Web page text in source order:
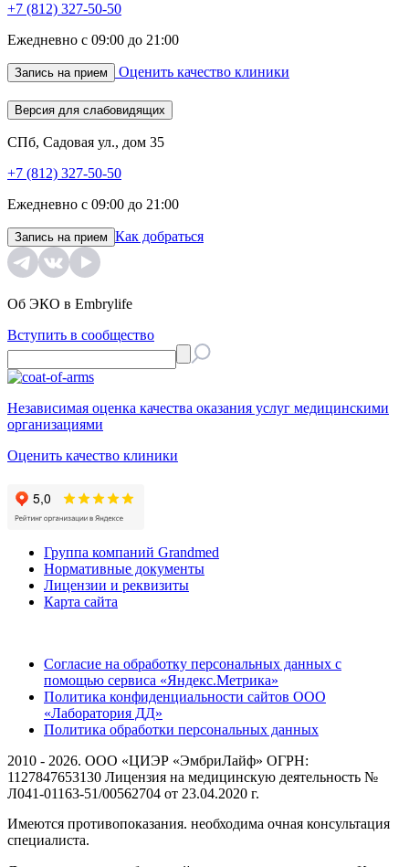
+7 (812) 327-50-50
Ежедневно с 09:00 до 21:00
Запись на прием Оценить качество клиники
Версия для слабовидящих
СПб, Садовая ул., дом 35
+7 (812) 327-50-50
Ежедневно с 09:00 до 21:00
Запись на прием Как добраться
Об ЭКО в Embrylife
Вступить в сообщество
Независимая оценка качества оказания услуг медицинскими
организациями
Оценить качество клиники
Группа компаний Grandmed
Нормативные документы
Лицензии и реквизиты
Карта сайта
Согласие на обработку персональных данных с
помощью сервиса «Яндекс.Метрика»
Политика конфиденциальности сайтов ООО
«Лаборатория ДД»
Политика обработки персональных данных
2010 - 2026. ООО «ЦИЭР «ЭмбриЛайф» ОГРН:
1127847653130 Лицензия на медицинскую деятельность №
Л041-01163-51/00562704 от 23.04.2020 г.
Имеются противопоказания. необходима очная консультация
специалиста.